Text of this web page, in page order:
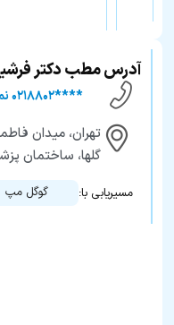
آدرس مطب دکتر
****۰۲۱۸۸۰۲ نمایش کامل
تهران، میدان
گلها، ساختمان
مسیریابی با: گوگل مپ